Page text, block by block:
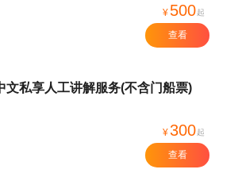
¥ 500起
查看
文私享人工讲解服务(不含门船票)
¥300起
查看